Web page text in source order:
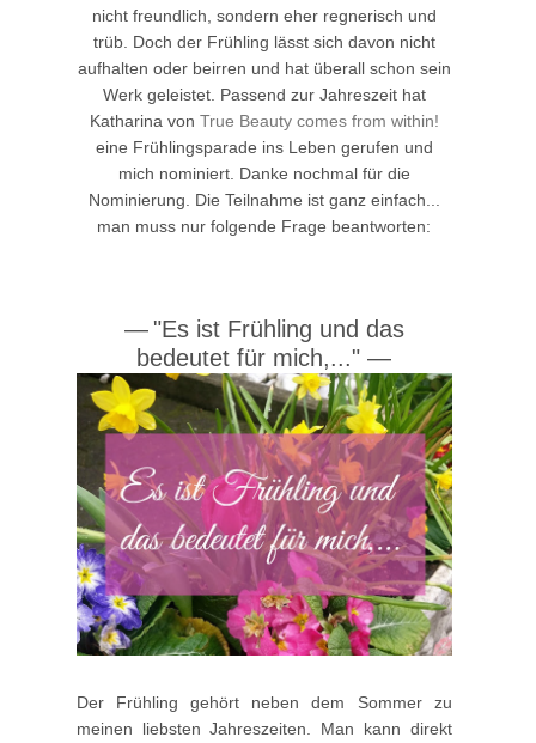
nicht freundlich, sondern eher regnerisch und
trüb. Doch der Frühling lässt sich davon nicht
aufhalten oder beirren und hat überall schon sein
Werk geleistet. Passend zur Jahreszeit hat
Katharina von True Beauty comes from within!
eine Frühlingsparade ins Leben gerufen und
mich nominiert. Danke nochmal für die
Nominierung. Die Teilnahme ist ganz einfach...
man muss nur folgende Frage beantworten:
—"Es ist Frühling und das
bedeutet für mich,..."—
Der Frühling gehört neben dem Sommer zu
meinen liebsten Jahreszeiten. Man kann direkt